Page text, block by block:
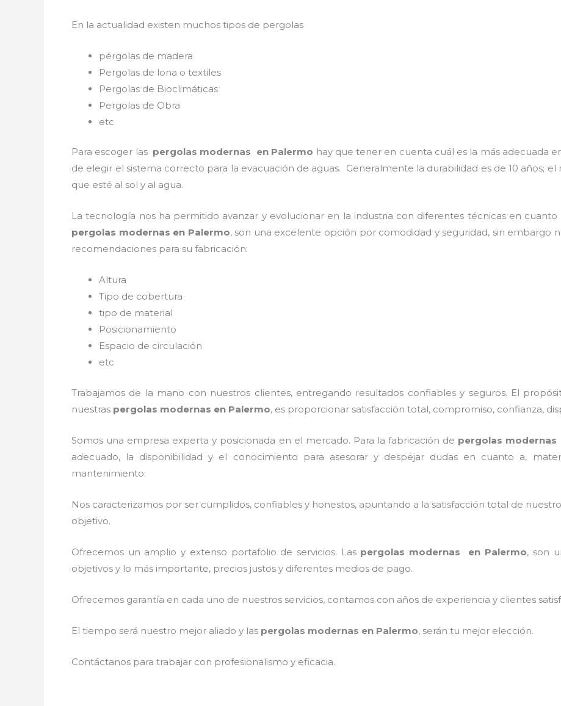
En la actualidad existen muchos tipos de pergolas
pérgolas de madera
Pergolas de lona o textiles
Pergolas de Bioclimáticas
Pergolas de Obra
etc
Para escoger las pergolas modernas en Palermo hay que tener en cuenta cuál es la más adecuada
de elegir el sistema correcto para la evacuación de aguas. Generalmente la durabilidad es de 10 años;
que esté al sol y al agua.
La tecnología nos ha permitido avanzar y evolucionar en la industria con diferentes técnicas en cuanto
pergolas modernas en Palermo, son una excelente opción por comodidad y seguridad, sin embargo
recomendaciones para su fabricación:
Altura
Tipo de cobertura
tipo de material
Posicionamiento
Espacio de circulación
etc
Trabajamos de la mano con nuestros clientes, entregando resultados confiables y seguros. El
nuestras pergolas modernas en Palermo, es proporcionar satisfacción total, compromiso, confianza,
Somos una empresa experta y posicionada en el mercado. Para la fabricación de pergolas modernas
adecuado, la disponibilidad y el conocimiento para asesorar y despejar dudas en cuanto a,
mantenimiento.
Nos caracterizamos por ser cumplidos, confiables y honestos, apuntando a la satisfacción total de
objetivo.
Ofrecemos un amplio y extenso portafolio de servicios. Las pergolas modernas en Palermo, son
objetivos y lo más importante, precios justos y diferentes medios de pago.
Ofrecemos garantía en cada uno de nuestros servicios, contamos con años de experiencia y clientes
El tiempo será nuestro mejor aliado y las pergolas modernas en Palermo, serán tu mejor elección.
Contáctanos para trabajar con profesionalismo y eficacia.